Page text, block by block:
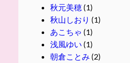
秋元美穂(1)
秋山しおり (1)
あこちゃ (1)
浅風ゆい (1)
朝倉ことみ (2)